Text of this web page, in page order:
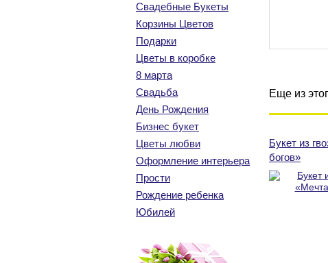
Свадебные Букеты
Корзины Цветов
Подарки
Цветы в коробке
8 марта
Свадьба
День Рождения
Бизнес букет
Цветы любви
Оформление интерьера
Прости
Рождение ребенка
Юбилей
Еще из
Букет из
богов»